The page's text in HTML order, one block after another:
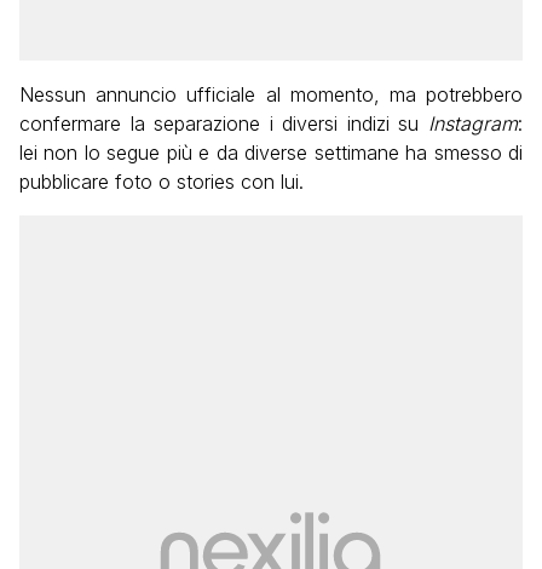
Nessun annuncio ufficiale al momento, ma potrebbero
confermare la separazione i diversi indizi su Instagram:
lei non lo segue più e da diverse settimane ha smesso di
pubblicare foto o stories con lui.